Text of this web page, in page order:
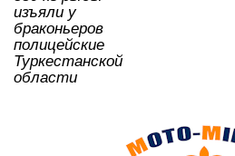
изъяли у
браконьеров
полицейские
Туркестанской
области